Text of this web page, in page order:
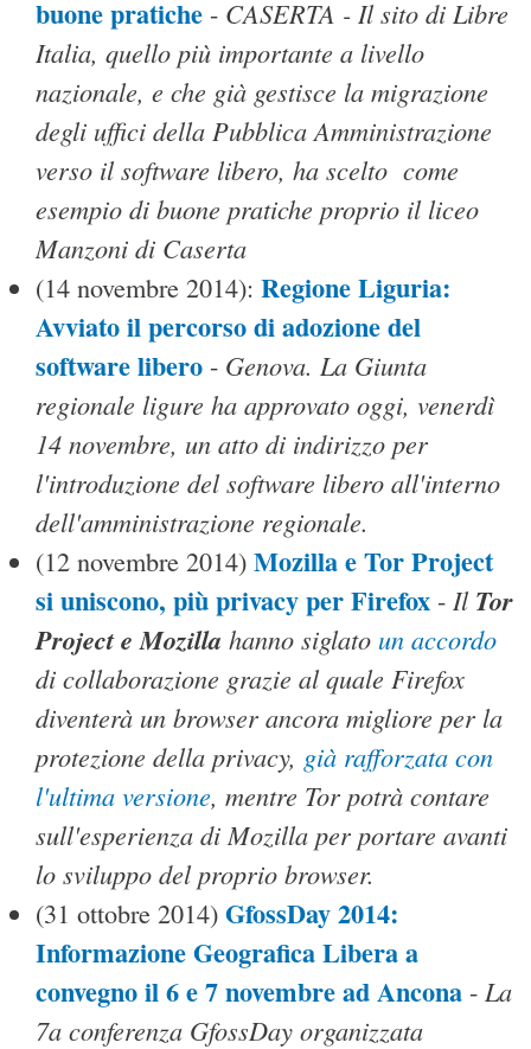
buone pratiche - CASERTA - Il sito di Libre
Italia, quello più importante a livello
nazionale, e che già gestisce la migrazione
degli uffici della Pubblica Amministrazione
verso il software libero, ha scelto come
esempio di buone pratiche proprio il liceo
Manzoni di Caserta
(14 novembre 2014): Regione Liguria:
Avviato il percorso di adozione del
software libero - Genova. La Giunta
regionale ligure ha approvato oggi, venerdì
14 novembre, un atto di indirizzo per
l'introduzione del software libero all'interno
dell'amministrazione regionale.
(12 novembre 2014) Mozilla e Tor Project
si uniscono, più privacy per Firefox - Il Tor
Project e Mozilla hanno siglato un accordo
di collaborazione grazie al quale Firefox
diventerà un browser ancora migliore per la
protezione della privacy, già rafforzata con
l'ultima versione, mentre Tor potrà contare
sull'esperienza di Mozilla per portare avanti
lo sviluppo del proprio browser.
(31 ottobre 2014) GfossDay 2014:
Informazione Geografica Libera a
convegno il 6 e 7 novembre ad Ancona - La
7a conferenza GfossDay organizzata